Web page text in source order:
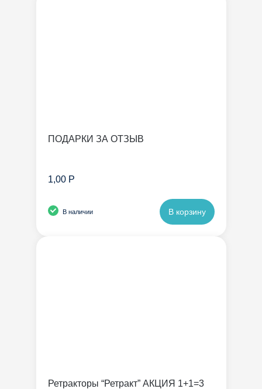
ПОДАРКИ ЗА ОТЗЫВ
1,00 Р
В наличии В корзину
Ретракторы “Ретракт” АКЦИЯ 1+1=3